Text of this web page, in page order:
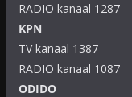
RADIO kanaal 1287
KPN
TV kanaal 1387
RADIO kanaal 1087
ODIDO